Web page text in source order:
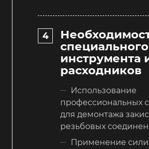
специального
инструмента
расходников
Использование
профессиональных
для демонтажа
резьбовых
Применение